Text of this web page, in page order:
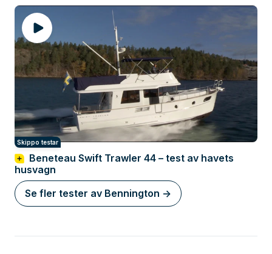
Skippo testar
Beneteau Swift Trawler 44 – test av havets
husvagn
Se fler tester av Bennington ->